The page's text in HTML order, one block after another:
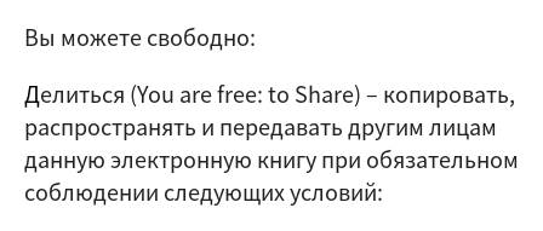
Вы можете свободно:
Делиться (You are free: to Share) – копировать,
распространять и передавать другим лицам
данную электронную книгу при обязательном
соблюдении следующих условий: